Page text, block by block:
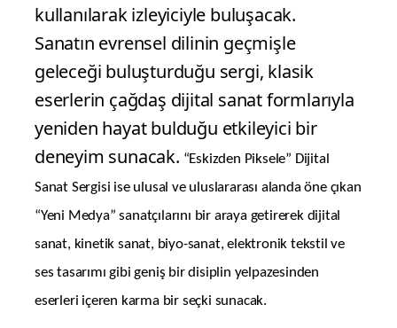
kullanılarak izleyiciyle buluşacak.
Sanatın evrensel dilinin geçmişle
geleceği buluşturduğu sergi, klasik
eserlerin çağdaş dijital sanat formlarıyla
yeniden hayat bulduğu etkileyici bir
deneyim sunacak. “Eskizden Piksele” Dijital
Sanat Sergisi ise ulusal ve uluslararası alanda öne çıkan
“Yeni Medya” sanatçılarını bir araya getirerek dijital
sanat, kinetik sanat, biyo-sanat, elektronik tekstil ve
ses tasarımı gibi geniş bir disiplin yelpazesinden
eserleri içeren karma bir seçki sunacak.